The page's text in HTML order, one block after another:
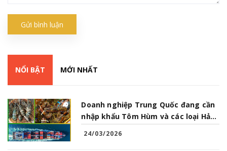
Gửi bình luận
NỔI BẬT MỚI NHẤT
Doanh nghiệp Trung Quốc đang cần
nhập khẩu Tôm Hùm và các loại Hải
24/03/2026